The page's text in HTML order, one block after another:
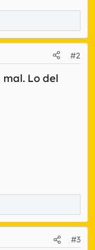
#2
Lo del
#3